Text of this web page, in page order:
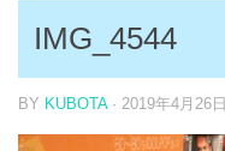
IMG_4544
BY KUBOTA · 2019年4月26日